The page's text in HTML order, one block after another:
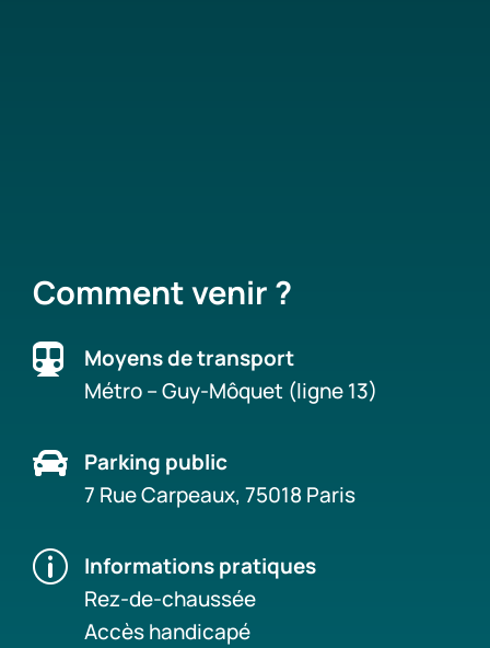
Comment venir ?

Moyens de transport
Métro – Guy-Môquet (ligne 13)

Parking public
7 Rue Carpeaux, 75018 Paris
p
Informations pratiques
Rez-de-chaussée
Accès handicapé